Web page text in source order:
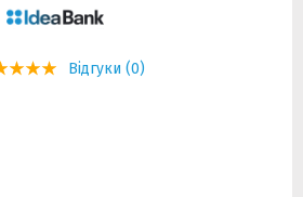
Відгуки (0)